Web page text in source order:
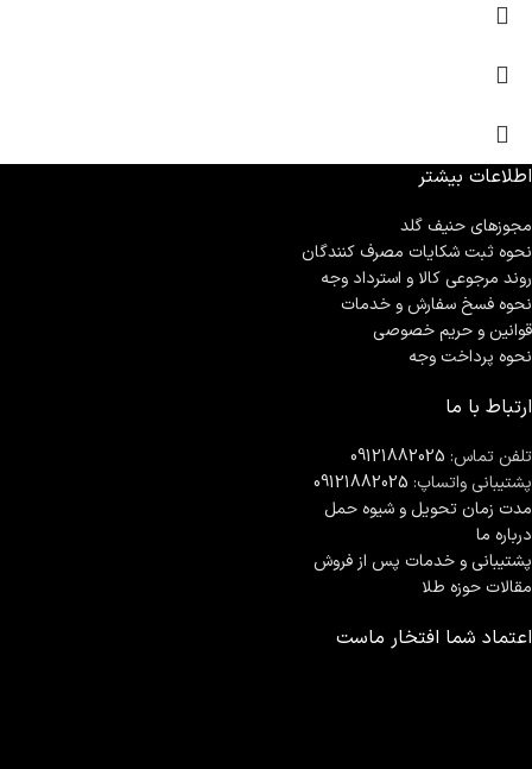
اطلاعات بیشتر
مجوزهای حنیف گلد
نحوه ثبت شكايات مصرف كنندگان
روند مرجوعی کالا و استرداد وجه
نحوه فسخ سفارش و خدمات
قوانین و حریم خصوصی
نحوه پرداخت وجه
ارتباط با ما
تلفن تماس: 09121882025
پشتیبانی واتساپ: 09121882025
مدت زمان تحويل و شیوه حمل
درباره ما
پشتیبانی و خدمات پس از فروش
مقالات حوزه طلا
اعتماد شما افتخار ماست